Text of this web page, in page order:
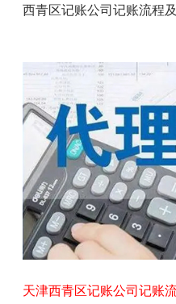
西青区记账公司记账流程
天津西青区记账公司记账